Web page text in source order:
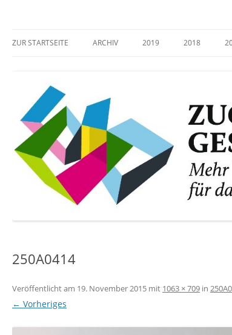
ZUR STARTSEITE ARCHIV 2019 2018
250A0414
Veröffentlicht am 19. November 2015 mit 1063 × 709 in
← Vorheriges